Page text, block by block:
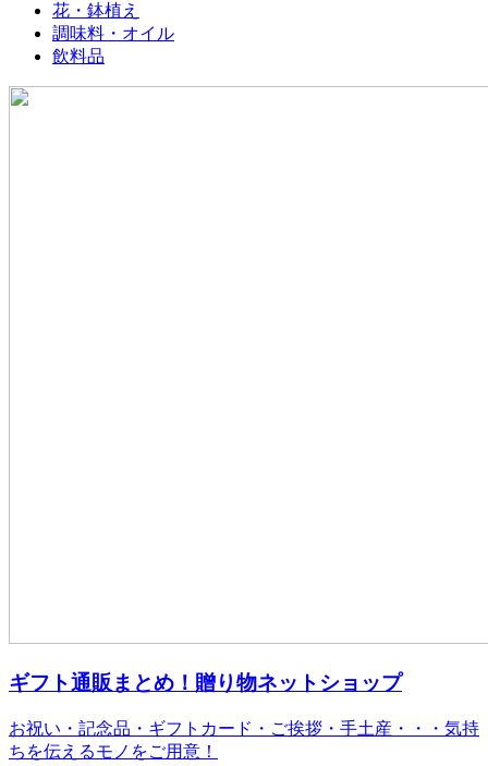
花・鉢植え
調味料・オイル
飲料品
ギフト通販まとめ！贈り物ネットショップ
お祝い・記念品・ギフトカード・ご挨拶・手土産・・・気持
ちを伝えるモノをご用意！